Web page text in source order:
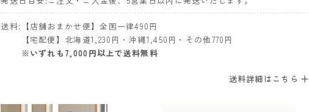
送料
【店舗おまかせ便】全国一律490円
【宅配便】北海道1,230円・沖縄1,450円・その他770円
※いずれも7,000円以上で送料無料
送料詳細はこちら